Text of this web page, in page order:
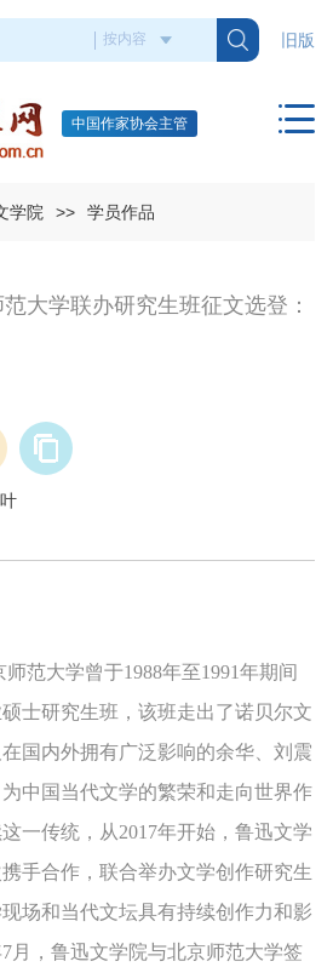
旧版
中国作家协会主管
学院 >> 学员作品
大学联办研究生班征文选登：
叶
范大学曾于1988年至1991年期间
士研究生班，该班走出了诺贝尔文
国内外拥有广泛影响的余华、刘震
中国当代文学的繁荣和走向世界作
一传统，从2017年开始，鲁迅文学
手合作，联合举办文学创作研究生
场和当代文坛具有持续创作力和影
月，鲁迅文学院与北京师范大学签